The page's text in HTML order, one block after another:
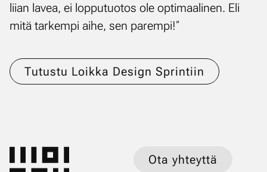
lii­an la­vea, ei lop­pu­tuo­tos ole op­ti­maa­li­nen. Eli
mi­tä tar­kem­pi ai­he, sen pa­rem­pi!”
Tutustu Loikka Design Sprintiin
Ota yhteyttä